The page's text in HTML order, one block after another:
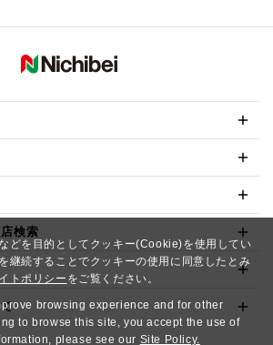
どを目的としてクッキー(Cookie)を使用してい
継続することでクッキーの使用に同意したとみ
トポリシー をご覧ください。
browsing experience and for other
to browse this site, you accept the use of
please see our Site Policy.
検索